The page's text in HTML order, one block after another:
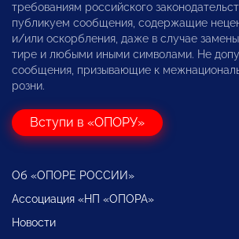
требованиям российского
публикуем сообщения, содержащие
и/или оскорбления, даже в случае
тире и любыми иными символами. Не
сообщения, призывающие к
розни.
Вступи в «ОПОРУ»
Об «ОПОРЕ РОССИИ»
Ассоциация «НП «ОПОРА»
Новости